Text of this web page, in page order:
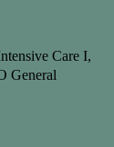
Care I,
General